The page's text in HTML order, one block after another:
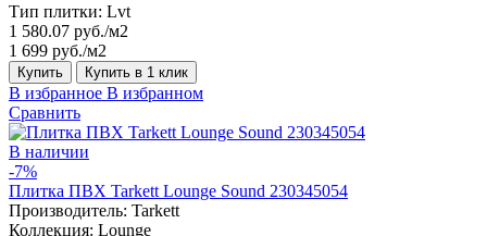
Тип плитки: Lvt
1 580.07 руб./м2
1 699 руб./м2
Купить Купить в 1 клик
В избранное В избранном
Сравнить
В наличии
-7%
Плитка ПВХ Tarkett Lounge Sound 230345054
Производитель: Tarkett
Коллекция: Lounge